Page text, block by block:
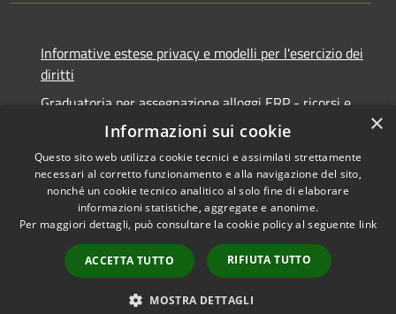
Informative estese privacy e modelli per l'esercizio dei
diritti
Graduatoria per assegnazione alloggi ERP - ricorsi e
Accessibilità
Copyright © 2026 • Comune di
Ancona • Powered by
Municipium•
Accesso
redazione
×
Informazioni sui cookie
Questo sito web utilizza cookie tecnici e assimilati strettamente
necessari al corretto funzionamento e alla navigazione del sito,
nonché un cookie tecnico analitico al solo fine di elaborare
informazioni statistiche, aggregate e anonime.
Per maggiori dettagli, può consultare la cookie policy al seguente link
ACCETTA TUTTO RIFIUTA TUTTO
MOSTRA DETTAGLI